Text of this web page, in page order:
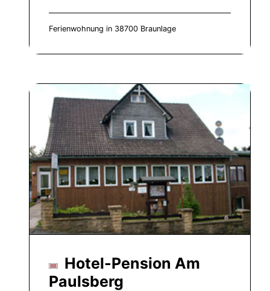
Ferienwohnung in 38700 Braunlage
Hotel-Pension Am
Paulsberg